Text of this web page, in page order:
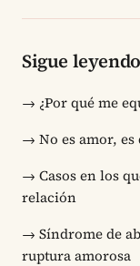
Sigue leyendo
→ ¿Por qué me
→ No es amor,
→ Casos en los
relación
→ Síndrome de
ruptura amorosa